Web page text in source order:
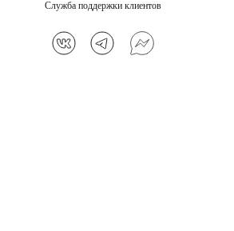
Служба поддержки клиентов